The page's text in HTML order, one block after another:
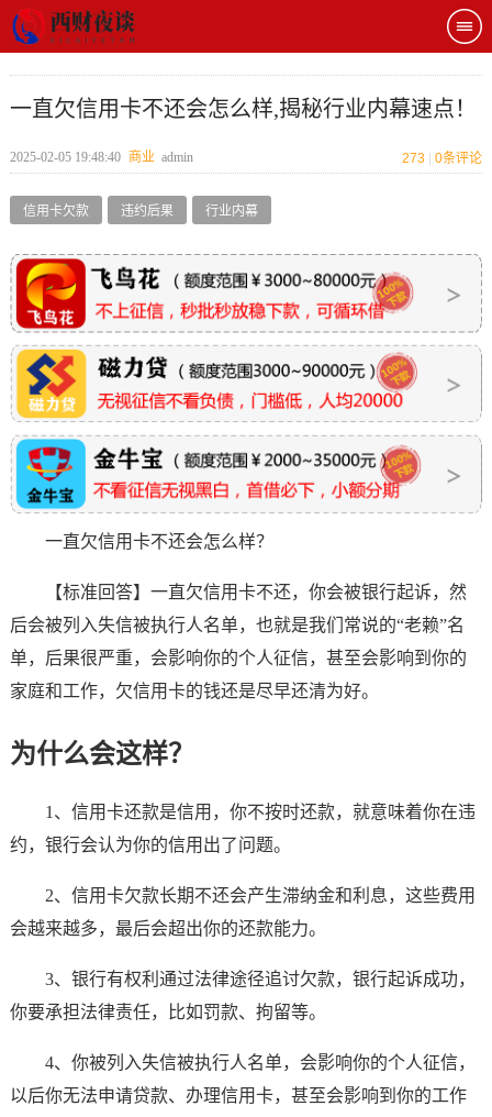
一直欠信用卡不还会怎么样,揭秘行业内幕速点！
2025-02-05 19:48:40 商业 admin 273 0条评论
信用卡欠款 违约后果 行业内幕
一直欠信用卡不还会怎么样？
【标准回答】一直欠信用卡不还，你会被银行起诉，然
后会被列入失信被执行人名单，也就是我们常说的“老赖”名
单，后果很严重，会影响你的个人征信，甚至会影响到你的
家庭和工作，欠信用卡的钱还是尽早还清为好。
为什么会这样？
1、信用卡还款是信用，你不按时还款，就意味着你在违
约，银行会认为你的信用出了问题。
2、信用卡欠款长期不还会产生滞纳金和利息，这些费用
会越来越多，最后会超出你的还款能力。
3、银行有权利通过法律途径追讨欠款，银行起诉成功，
你要承担法律责任，比如罚款、拘留等。
4、你被列入失信被执行人名单，会影响你的个人征信，
以后你无法申请贷款、办理信用卡，甚至会影响到你的工作